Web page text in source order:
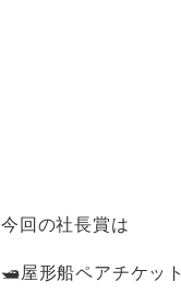
今回の社長賞は
🛥️屋形船ペアチケット